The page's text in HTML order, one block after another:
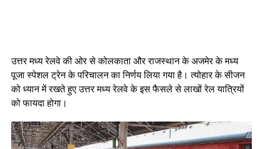
उत्तर मध्य रेलवे की ओर से कोलकाता और राजस्थान के अजमेर के मध्य
पूजा स्पेशल ट्रेन के परिचालन का निर्णय लिया गया है। त्योहार के सीजन
को ध्यान में रखते हुए उत्तर मध्य रेलवे के इस फैसले से लाखों रेल यात्रियों
को फायदा होगा।